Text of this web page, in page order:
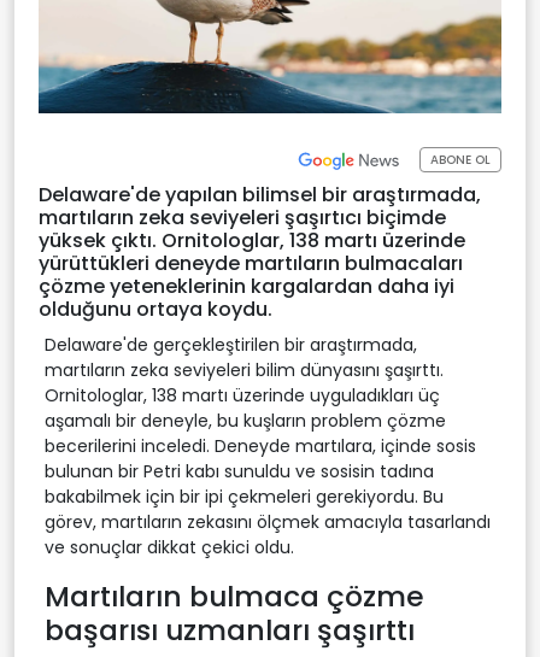
ABONE OL
Delaware'de yapılan bilimsel bir araştırmada,
martıların zeka seviyeleri şaşırtıcı biçimde
yüksek çıktı. Ornitologlar, 138 martı üzerinde
yürüttükleri deneyde martıların bulmacaları
çözme yeteneklerinin kargalardan daha iyi
olduğunu ortaya koydu.
Delaware'de gerçekleştirilen bir araştırmada,
martıların zeka seviyeleri bilim dünyasını şaşırttı.
Ornitologlar, 138 martı üzerinde uyguladıkları üç
aşamalı bir deneyle, bu kuşların problem çözme
becerilerini inceledi. Deneyde martılara, içinde sosis
bulunan bir Petri kabı sunuldu ve sosisin tadına
bakabilmek için bir ipi çekmeleri gerekiyordu. Bu
görev, martıların zekasını ölçmek amacıyla tasarlandı
ve sonuçlar dikkat çekici oldu.
Martıların bulmaca çözme
başarısı uzmanları şaşırttı